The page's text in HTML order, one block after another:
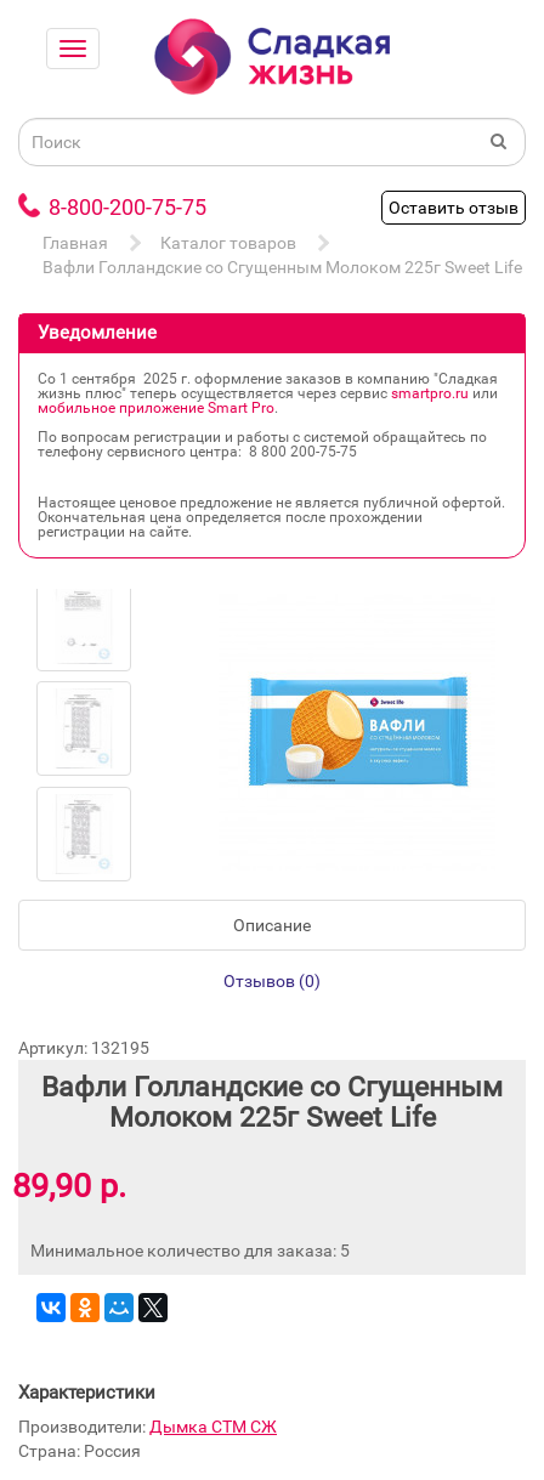
8-800-200-75-75
Оставить отзыв
Главная
Каталог товаров
Вафли Голландские со Сгущенным Молоком 225г Sweet Life
Уведомление
Со 1 сентября 2025 г. оформление заказов в компанию "Сладкая
жизнь плюс" теперь осуществляется через сервис smartpro.ru или
мобильное приложение Smart Pro.
По вопросам регистрации и работы с системой обращайтесь по
телефону сервисного центра: 8 800 200‐75‐75
Настоящее ценовое предложение не является публичной офертой.
Окончательная цена определяется после прохождении
регистрации на сайте.
Описание
Отзывов (0)
Артикул: 132195
Вафли Голландские со Сгущенным
Молоком 225г Sweet Life
89,90 р.
Минимальное количество для заказа: 5
Характеристики
Производители: Дымка СТМ СЖ
Страна: Россия